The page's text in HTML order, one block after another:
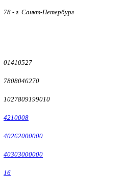
78 - г. Санкт-Петербург
01410527
7808046270
1027809199010
4210008
40262000000
40303000000
16